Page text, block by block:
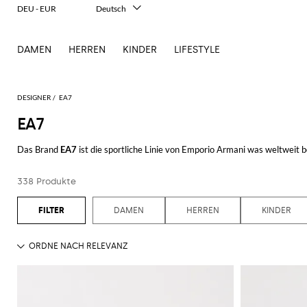
DESIGNER EA7
EA7
Das Brand EA7 ist die sportliche Linie von Emporio Armani was weltweit
Für die Damen bietet das italienische Brand Badeanzüge, Shirts, Hosen
sportliche Taschen, Schuhe und Accessoires an.
Zuletzt, für die Kleinsten, kreiert
EA7 Armaniresistente Kleider und
338 Produkte
DAMEN HERREN KINDER
DAMEN HERREN KINDER LIFESTYLE
DEU - EUR
Deutsch
Français